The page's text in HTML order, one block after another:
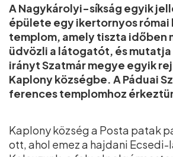
A Nagykárolyi-síkság egyik
épülete egy ikertornyos római
templom, amely tiszta időben
üdvözli a látogatót, és
irányt Szatmár megye egyik
Kaplony községbe. A Páduai
ferences templomhoz
Kaplony község a Posta patak
ott, ahol emez a hajdani